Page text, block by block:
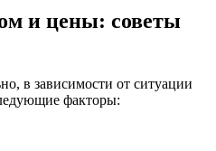
и цены: советы
в зависимости от ситуации
факторы: